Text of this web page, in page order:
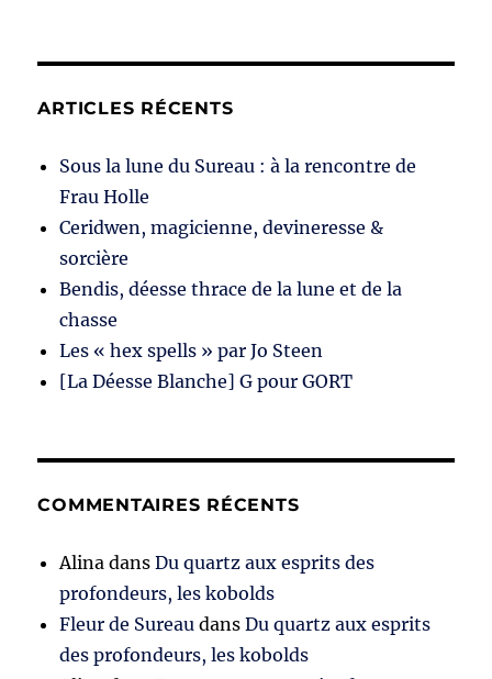
ARTICLES RÉCENTS
Sous la lune du Sureau : à la rencontre de
Frau Holle
Ceridwen, magicienne, devineresse &
sorcière
Bendis, déesse thrace de la lune et de la
chasse
Les « hex spells » par Jo Steen
[La Déesse Blanche] G pour GORT
COMMENTAIRES RÉCENTS
Alina dansDu quartz aux esprits des
profondeurs, les kobolds
Fleur de Sureau dansDu quartz aux esprits
des profondeurs, les kobolds